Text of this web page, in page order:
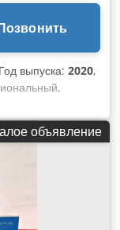
любым углом
выпуска: 2020,
с 6 осями,
KUKA. Эта
лошадка
скорости
и
Ahhoa
объявление